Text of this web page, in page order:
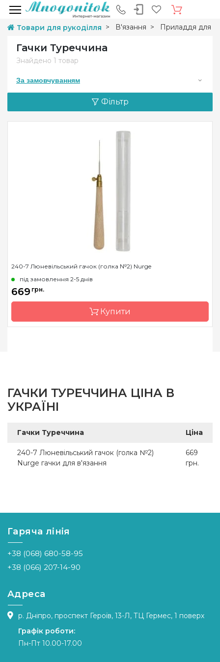
Товари для рукоділля В'язання Приладдя для
Гачки Туреччина
Знайдено 1 товар
За замовчуванням
Фільтр
240-7 Люневільський гачок (голка №2) Nurge
під замовлення 2-5 днів
669 грн.
Купити
Тип гачка
люневільский
ГАЧКИ ТУРЕЧЧИНА ЦІНА В
УКРАЇНІ
Гачки Туреччина Ціна
240-7 Люневільський гачок (голка №2)
Nurge гачки для в'язання
669
грн.
Гаряча лінія
+38 (068) 680-58-95
+38 (066) 207-14-90
Адреса
р. Дніпро, проспект Героїв, 13-Л, ТЦ Гермес, 1 поверх
Графік роботи:
Пн-Пт 10.00-17.00